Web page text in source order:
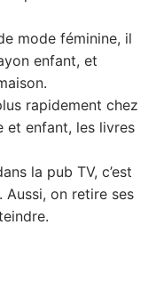
mode féminine, il
enfant, et
rapidement chez
et enfant, les livres
la pub TV, c’est
Aussi, on retire ses